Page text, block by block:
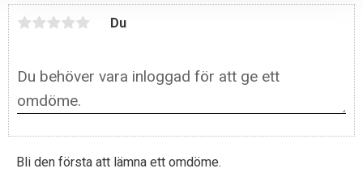
Du
Bli den första att lämna ett omdöme.